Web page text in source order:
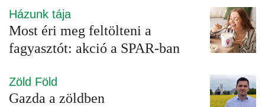
Házunk tája
Most éri meg feltölteni a
fagyasztót: akció a SPAR-ban
Zöld Föld
Gazda a zöldben